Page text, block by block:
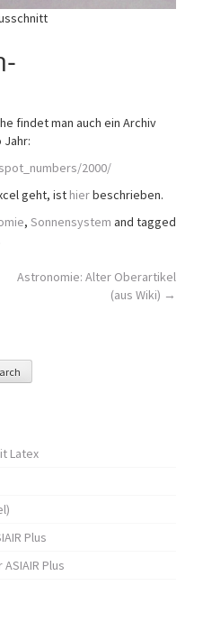
findet man auch ein Archiv
Jahr:
2000/
geht, ist hierbeschrieben.
, Sonnensystem and tagged
Astronomie: Alter Oberartikel
(aus Wiki) →
Latex
Plus
Plus